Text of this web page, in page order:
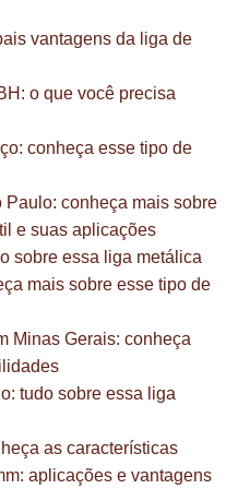
vantagens da liga de
o que você precisa
conheça esse tipo de
Paulo: conheça mais sobre
e suas aplicações
sobre essa liga metálica
mais sobre esse tipo de
Minas Gerais: conheça
tudo sobre essa liga
as características
aplicações e vantagens